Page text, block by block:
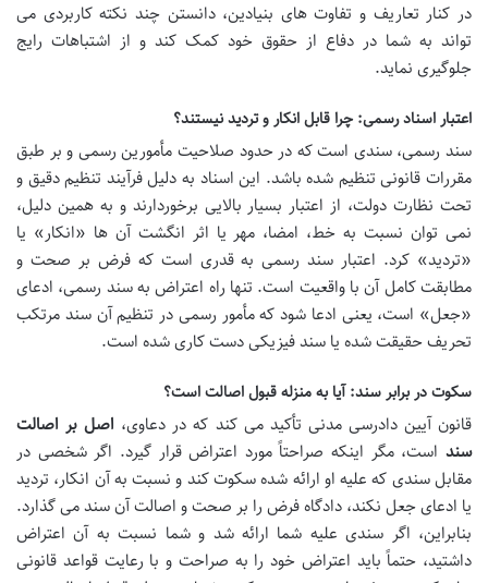
در کنار تعاریف و تفاوت های بنیادین، دانستن چند نکته کاربردی می
تواند به شما در دفاع از حقوق خود کمک کند و از اشتباهات رایج
جلوگیری نماید.
اعتبار اسناد رسمی: چرا قابل انکار و تردید نیستند؟
سند رسمی، سندی است که در حدود صلاحیت مأمورین رسمی و بر طبق
مقررات قانونی تنظیم شده باشد. این اسناد به دلیل فرآیند تنظیم دقیق و
تحت نظارت دولت، از اعتبار بسیار بالایی برخوردارند و به همین دلیل،
نمی توان نسبت به خط، امضا، مهر یا اثر انگشت آن ها «انکار» یا
«تردید» کرد. اعتبار سند رسمی به قدری است که فرض بر صحت و
مطابقت کامل آن با واقعیت است. تنها راه اعتراض به سند رسمی، ادعای
«جعل» است، یعنی ادعا شود که مأمور رسمی در تنظیم آن سند مرتکب
تحریف حقیقت شده یا سند فیزیکی دست کاری شده است.
سکوت در برابر سند: آیا به منزله قبول اصالت است؟
قانون آیین دادرسی مدنی تأکید می کند که در دعاوی، اصل بر اصالت
سند است، مگر اینکه صراحتاً مورد اعتراض قرار گیرد. اگر شخصی در
مقابل سندی که علیه او ارائه شده سکوت کند و نسبت به آن انکار، تردید
یا ادعای جعل نکند، دادگاه فرض را بر صحت و اصالت آن سند می گذارد.
بنابراین، اگر سندی علیه شما ارائه شد و شما نسبت به آن اعتراض
داشتید، حتماً باید اعتراض خود را به صراحت و با رعایت قواعد قانونی